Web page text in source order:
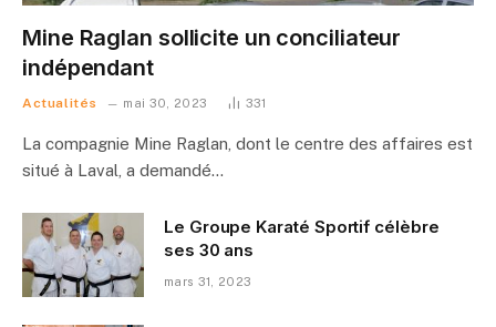
Mine Raglan sollicite un conciliateur
indépendant
Actualités mai 30, 2023 331
La compagnie Mine Raglan, dont le centre des affaires est
situé à Laval, a demandé…
Le Groupe Karaté Sportif célèbre
ses 30 ans
mars 31, 2023